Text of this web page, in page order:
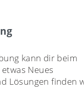
kann dir beim
Neues
Lösungen finden